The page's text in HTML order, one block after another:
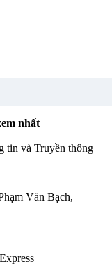
nhất
tin và Truyền thông
Văn Bạch,